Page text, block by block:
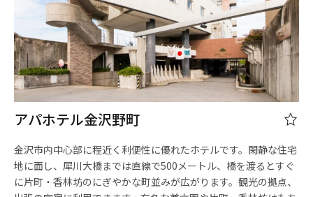
アパホテル金沢野町
金沢市内中心部に程近く利便性に優れたホテルです。閑静な住宅
地に面し、犀川大橋までは直線で500メートル、橋を渡るとすぐ
に片町・香林坊のにぎやかな町並みが広がります。観光の拠点、